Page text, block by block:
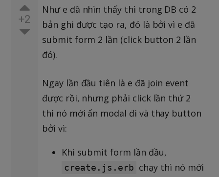
+2
Như e đã nhìn thấy thì trong DB có 2
bản ghi được tạo ra, đó là bởi vì e đã
submit form 2 lần (click button 2 lần
đó).
Ngay lần đầu tiên là e đã join event
được rồi, nhưng phải click lần thứ 2
thì nó mới ẩn modal đi và thay button
bởi vì:
Khi submit form lần đầu,
create.js.erb chạy thì nó mới